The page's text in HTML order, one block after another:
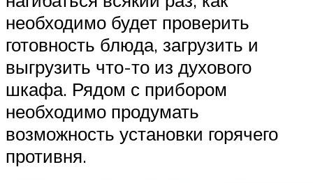
необходимо будет проверить
готовность блюда, загрузить и
выгрузить что-то из духового
шкафа. Рядом с прибором
необходимо продумать
возможность установки горячего
противня.